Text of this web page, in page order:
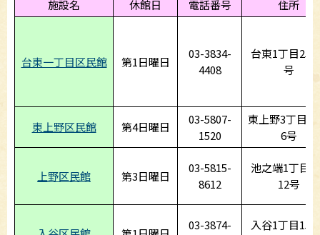
施設名 休館日 電話番号 住所
台東一丁目区民館 第1日曜日
03-3834-
4408
台東1丁目25
号
東上野区民館 第4日曜日
03-5807-
1520
東上野3丁目
6号
上野区民館 第3日曜日
03-5815-
8612
池之端1丁目1
12号
03-3874-
入谷1丁目15